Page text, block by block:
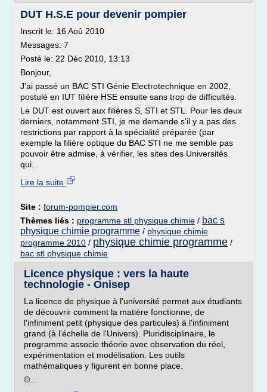
DUT H.S.E pour devenir pompier
Inscrit le: 16 Aoû 2010
Messages: 7
Posté le: 22 Déc 2010, 13:13
Bonjour,
J'ai passé un BAC STI Génie Electrotechnique en 2002,
postulé en IUT filière HSE ensuite sans trop de difficultés.
Le DUT est ouvert aux filières S, STI et STL. Pour les deux
derniers, notamment STI, je me demande s'il y a pas des
restrictions par rapport à la spécialité préparée (par
exemple la filière optique du BAC STI ne me semble pas
pouvoir être admise, à vérifier, les sites des Universités
qui...
Lire la suite
Site : forum-pompier.com
Thèmes liés : programme stl physique chimie / bac s
physique chimie programme / physique chimie
programme 2010 / physique chimie programme /
bac stl physique chimie
Licence physique : vers la haute
technologie - Onisep
La licence de physique à l'université permet aux étudiants
de découvrir comment la matière fonctionne, de
l'infiniment petit (physique des particules) à l'infiniment
grand (à l'échelle de l'Univers). Pluridisciplinaire, le
programme associe théorie avec observation du réel,
expérimentation et modélisation. Les outils
mathématiques y figurent en bonne place.
©...